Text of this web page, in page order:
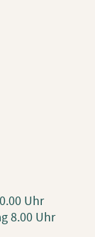
Uhr
8.00 Uhr